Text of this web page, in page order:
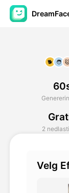
Avatar
AI Video
🐕 🧑
2
Velg